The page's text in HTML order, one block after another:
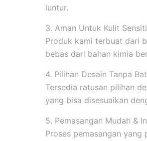
luntur.
3. Aman Untuk Kulit
Produk kami terbuat dari
bebas dari bahan kimia
4. Pilihan Desain Tanpa
Tersedia ratusan pilihan
yang bisa disesuaikan
5. Pemasangan Mudah &
Proses pemasangan